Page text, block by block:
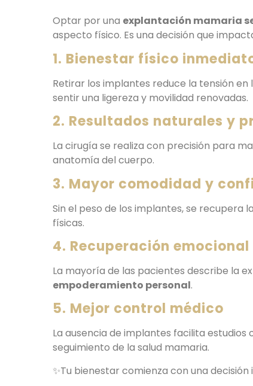
Optar por una explantación mamaria
aspecto físico. Es una decisión que
1. Bienestar físico
Retirar los implantes reduce la tensión
sentir una ligereza y movilidad renovadas.
2. Resultados naturales y
La cirugía se realiza con precisión para
anatomía del cuerpo.
3. Mayor comodidad y
Sin el peso de los implantes, se recupera
físicas.
4. Recuperación emocional
La mayoría de las pacientes describe la
empoderamiento personal.
5. Mejor control médico
La ausencia de implantes facilita
seguimiento de la salud mamaria.
✨Tu bienestar comienza con una decisión